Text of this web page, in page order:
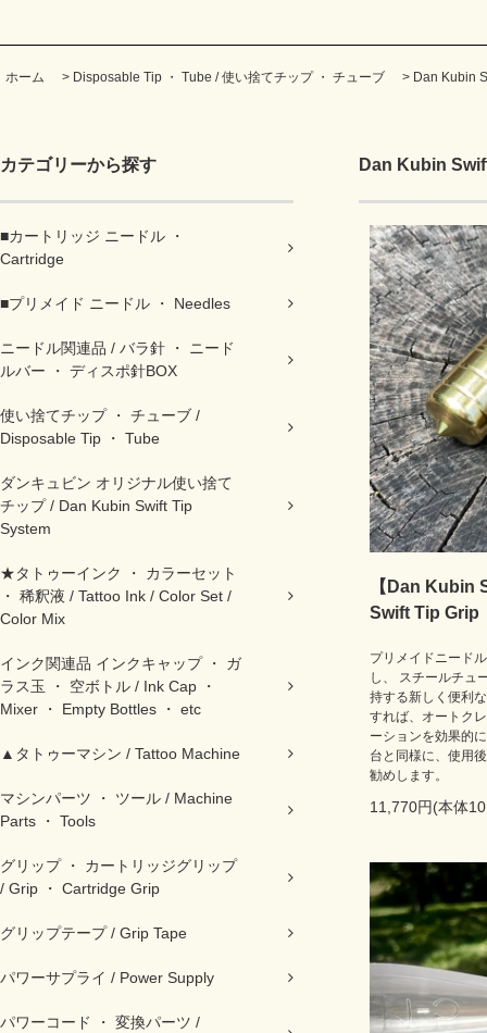
ホーム > Disposable Tip ・ Tube / 使い捨てチップ ・ チューブ > Dan Kubin
カテゴリーから探す
■カートリッジ ニードル ・
Cartridge
■プリメイド ニードル ・ Needles
ニードル関連品 / バラ針 ・ ニード
ルバー ・ ディスポ針BOX
使い捨てチップ ・ チューブ /
Disposable Tip ・ Tube
ダンキュビン オリジナル使い捨て
チップ / Dan Kubin Swift Tip
System
★タトゥーインク ・ カラーセット
・ 稀釈液 / Tattoo Ink / Color Set /
Color Mix
インク関連品 インクキャップ ・ ガ
ラス玉 ・ 空ボトル / Ink Cap ・
Mixer ・ Empty Bottles ・ etc
▲タトゥーマシン / Tattoo Machine
マシンパーツ ・ ツール / Machine
Parts ・ Tools
グリップ ・ カートリッジグリップ
/ Grip ・ Cartridge Grip
グリップテープ / Grip Tape
パワーサプライ / Power Supply
パワーコード ・ 変換パーツ /
Dan Kubin
【Dan Kubin
Swift Tip Grip
プリメイドニード
し、 スチールチュ
持する新しく便利
すれば、オートク
ーションを効果的
台と同様に、使用
勧めします。
11,770円(本体